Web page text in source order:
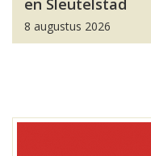
en Sleutelstad
8 augustus 2026